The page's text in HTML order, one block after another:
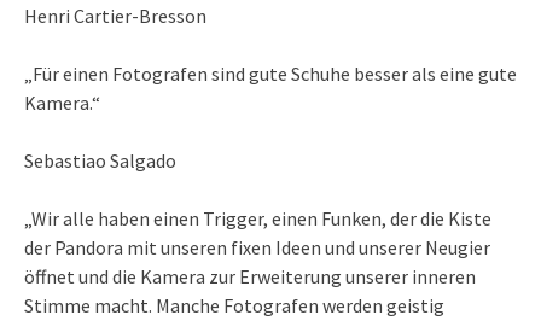
Henri Cartier-Bresson
„Für einen Fotografen sind gute Schuhe besser als eine gute
Kamera.“
Sebastiao Salgado
„Wir alle haben einen Trigger, einen Funken, der die Kiste
der Pandora mit unseren fixen Ideen und unserer Neugier
öffnet und die Kamera zur Erweiterung unserer inneren
Stimme macht. Manche Fotografen werden geistig